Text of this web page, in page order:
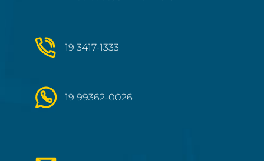
19 3417-1333
19 99362-0026